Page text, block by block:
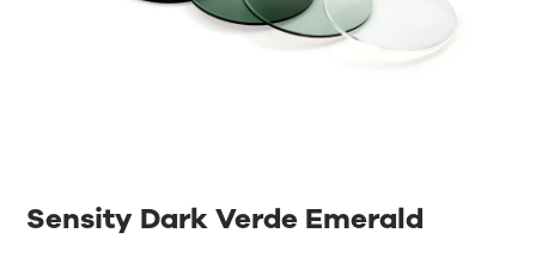
Sensity Dark Verde Emerald